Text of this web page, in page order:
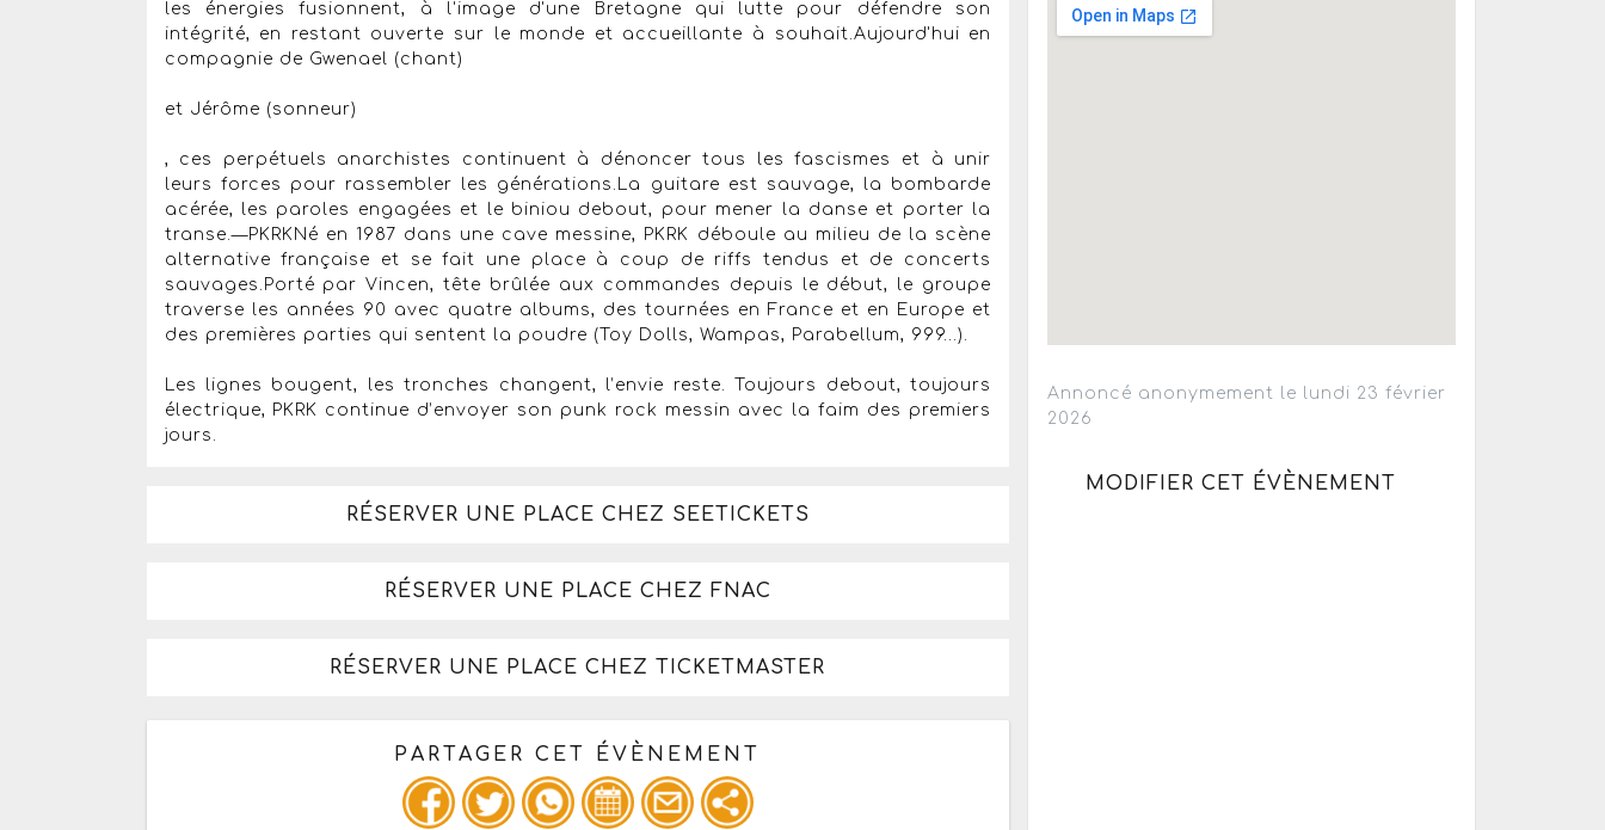
les énergies fusionnent, à l'image d'une Bretagne qui lutte pour défendre son
intégrité, en restant ouverte sur le monde et accueillante à souhait.Aujourd'hui en
compagnie de Gwenael (chant)
et Jérôme (sonneur)
, ces perpétuels anarchistes continuent à dénoncer tous les fascismes et à unir
leurs forces pour rassembler les générations.La guitare est sauvage, la bombarde
acérée, les paroles engagées et le biniou debout, pour mener la danse et porter la
transe.—PKRKNé en 1987 dans une cave messine, PKRK déboule au milieu de la scène
alternative française et se fait une place à coup de riffs tendus et de concerts
sauvages.Porté par Vincen, tête brûlée aux commandes depuis le début, le groupe
traverse les années 90 avec quatre albums, des tournées en France et en Europe et
des premières parties qui sentent la poudre (Toy Dolls, Wampas, Parabellum, 999…).
Les lignes bougent, les tronches changent, l’envie reste. Toujours debout, toujours
électrique, PKRK continue d’envoyer son punk rock messin avec la faim des premiers
jours.
RÉSERVER UNE PLACE CHEZ SEETICKETS
RÉSERVER UNE PLACE CHEZ FNAC
RÉSERVER UNE PLACE CHEZ TICKETMASTER
PARTAGER CET ÉVÈNEMENT
Annoncé anonymement le lundi 23 février
2026
MODIFIER CET ÉVÈNEMENT